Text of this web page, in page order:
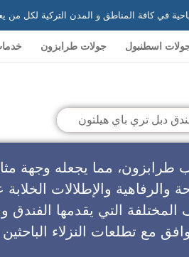
اسطنبول جولات طرابزون
مما يجعله وجهة
والرفاهية والإطلالات
التي يقدمها الفندق
مع تطلعات النزلاء